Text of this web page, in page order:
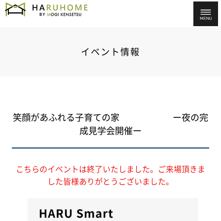
イベント情報
笑顔があふれる子育ての家 ー夜の完
成見学会開催ー
こちらのイベントは終了いたしました。ご来場頂きま
した皆様ありがとうございました。